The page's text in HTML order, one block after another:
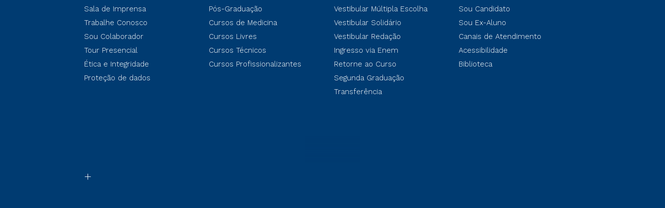
Sala de Imprensa
Trabalhe Conosco
Sou Colaborador
Tour Presencial
Ética e Integridade
Proteção de dados
Pós-Graduação
Cursos de Medicina
Cursos Livres
Cursos Técnicos
Cursos Profissionalizantes
Vestibular Múltipla Escolha
Vestibular Solidário
Vestibular Redação
Ingresso via Enem
Retorne ao Curso
Segunda Graduação
Transferência
Sou Candidato
Sou Ex-Aluno
Canais de Atendimento
Acessibilidade
Biblioteca